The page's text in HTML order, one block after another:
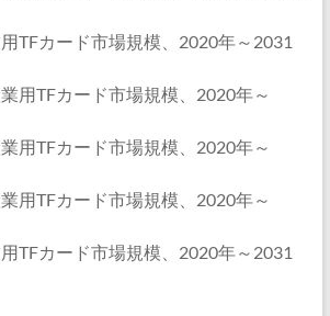
カード市場規模、2020年～2031
TFカード市場規模、2020年～
TFカード市場規模、2020年～
TFカード市場規模、2020年～
カード市場規模、2020年～2031